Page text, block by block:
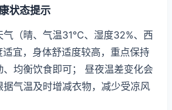
状态提示
气（晴、气温31℃、湿度32%、西
宜，身体舒适度较高，重点保持
均衡饮食即可； 昼夜温差变化会
据气温及时增减衣物，减少受凉风